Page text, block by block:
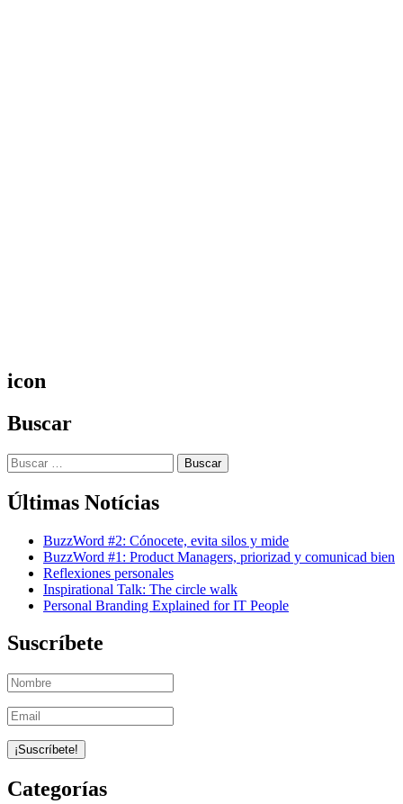
icon
Buscar
Buscar:
Últimas Notícias
BuzzWord #2: Cónocete, evita silos y mide
BuzzWord #1: Product Managers, priorizad y comunicad bien
Reflexiones personales
Inspirational Talk: The circle walk
Personal Branding Explained for IT People
Suscríbete
Categorías